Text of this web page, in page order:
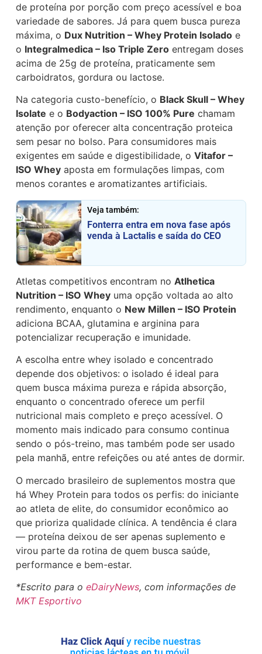
de proteína por porção com preço acessível e boa
variedade de sabores. Já para quem busca pureza
máxima, o Dux Nutrition – Whey Protein Isolado e
o Integralmedica – Iso Triple Zero entregam doses
acima de 25g de proteína, praticamente sem
carboidratos, gordura ou lactose.
Na categoria custo-benefício, o Black Skull – Whey
Isolate e o Bodyaction – ISO 100% Pure chamam
atenção por oferecer alta concentração proteica
sem pesar no bolso. Para consumidores mais
exigentes em saúde e digestibilidade, oVitafor –
ISO Whey aposta em formulações limpas, com
menos corantes e aromatizantes artificiais.
Veja também:
Fonterra entra em nova fase após
venda à Lactalis e saída do CEO
Atletas competitivos encontram noAtlhetica
Nutrition – ISO Whey uma opção voltada ao alto
rendimento, enquanto o New Millen – ISO Protein
adiciona BCAA, glutamina e arginina para
potencializar recuperação e imunidade.
A escolha entre whey isolado e concentrado
depende dos objetivos: o isolado é ideal para
quem busca máxima pureza e rápida absorção,
enquanto o concentrado oferece um perfil
nutricional mais completo e preço acessível. O
momento mais indicado para consumo continua
sendo o pós-treino, mas também pode ser usado
pela manhã, entre refeições ou até antes de dormir.
O mercado brasileiro de suplementos mostra que
há Whey Protein para todos os perfis: do iniciante
ao atleta de elite, do consumidor econômico ao
que prioriza qualidade clínica. A tendência é clara
— proteína deixou de ser apenas suplemento e
virou parte da rotina de quem busca saúde,
performance e bem-estar.
*Escrito para oeDairyNews, com informações de
MKT Esportivo